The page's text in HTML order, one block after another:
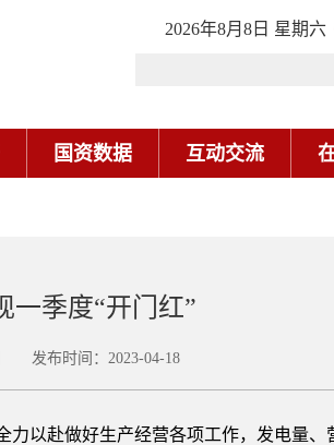
2026年8月8日 星期六
国资数据 互动交流
一季度“开门红”
发布时间：2023-04-18
力以赴做好生产经营各项工作，发电量、